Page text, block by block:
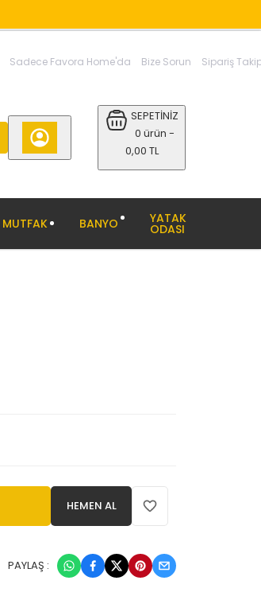
Sadece Favora Home'da Bize Sorun Sipariş
SEPETİNİZ
0 ürün -
0,00 TL
MUTFAK BANYO YATAK
ODASI
HEMEN AL
PAYLAŞ :